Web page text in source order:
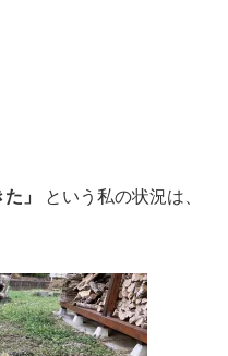
」
という私の状況は、